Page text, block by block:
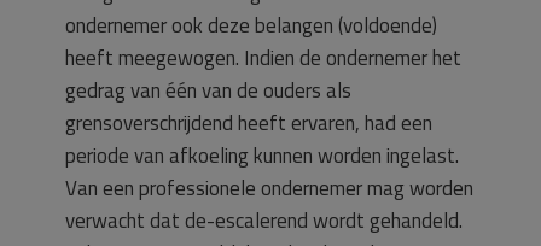
ondernemer ook deze belangen (voldoende)
heeft meegewogen. Indien de ondernemer het
gedrag van één van de ouders als
grensoverschrijdend heeft ervaren, had een
periode van afkoeling kunnen worden ingelast.
Van een professionele ondernemer mag worden
verwacht dat de-escalerend wordt gehandeld.